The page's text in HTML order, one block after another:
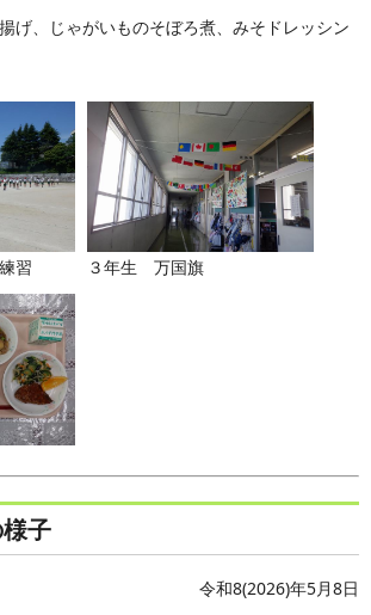
げ、じゃがいものそぼろ煮、みそドレッシン
習 ３年生 万国旗
子
令和8(2026)年5月8日